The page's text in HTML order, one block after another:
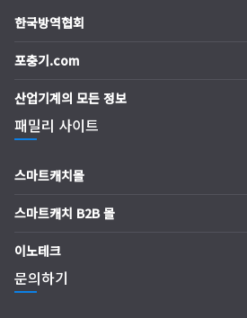
한국방역협회
포충기.com
산업기계의 모든 정보
패밀리 사이트
스마트캐치몰
스마트캐치 B2B 몰
이노테크
문의하기